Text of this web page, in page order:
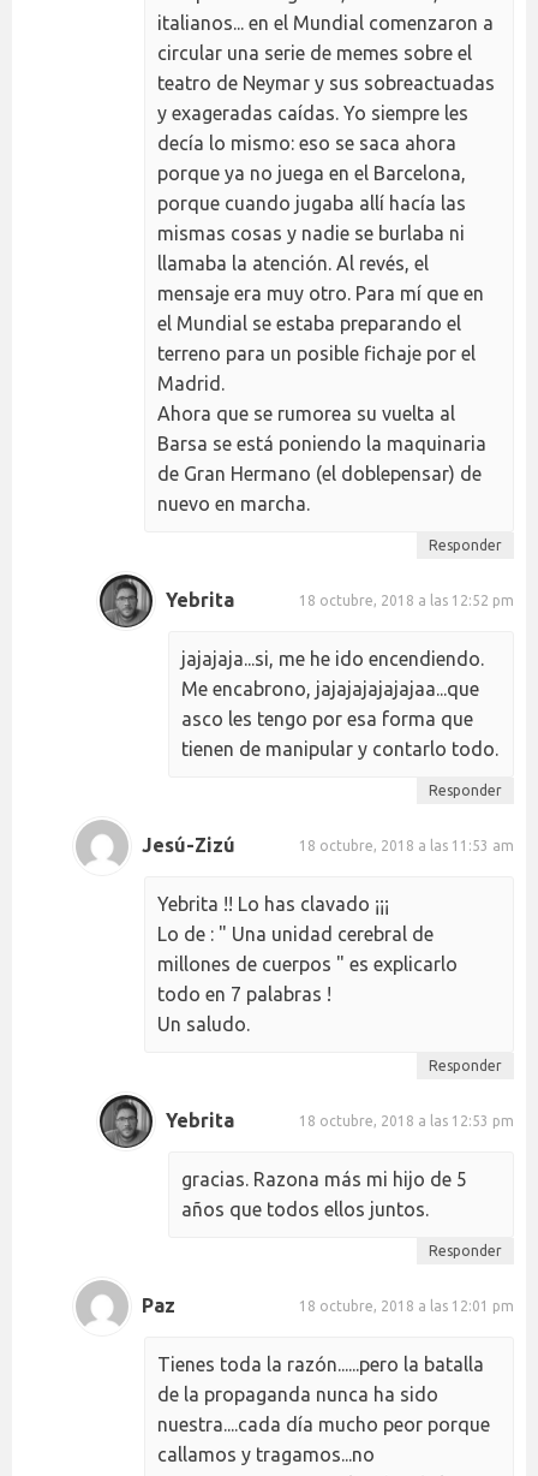
italianos... en el Mundial comenzaron a
circular una serie de memes sobre el
teatro de Neymar y sus sobreactuadas
y exageradas caídas. Yo siempre les
decía lo mismo: eso se saca ahora
porque ya no juega en el Barcelona,
porque cuando jugaba allí hacía las
mismas cosas y nadie se burlaba ni
llamaba la atención. Al revés, el
mensaje era muy otro. Para mí que en
el Mundial se estaba preparando el
terreno para un posible fichaje por el
Madrid.
Ahora que se rumorea su vuelta al
Barsa se está poniendo la maquinaria
de Gran Hermano (el doblepensar) de
nuevo en marcha.
Responder
Yebrita 18 octubre, 2018 a las 12:52 pm
jajajaja...si, me he ido encendiendo.
Me encabrono, jajajajajajajaa...que
asco les tengo por esa forma que
tienen de manipular y contarlo todo.
Responder
Jesú-Zizú 18 octubre, 2018 a las 11:53 am
Yebrita !! Lo has clavado ¡¡¡
Lo de : " Una unidad cerebral de
millones de cuerpos " es explicarlo
todo en 7 palabras !
Un saludo.
Responder
Yebrita 18 octubre, 2018 a las 12:53 pm
gracias. Razona más mi hijo de 5
años que todos ellos juntos.
Responder
Paz 18 octubre, 2018 a las 12:01 pm
Tienes toda la razón......pero la batalla
de la propaganda nunca ha sido
nuestra....cada día mucho peor porque
callamos y tragamos...no